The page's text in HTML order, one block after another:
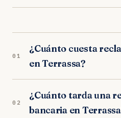
01
¿Cuánto cuesta
en Terrassa?
Terrassa trabajan
trabajamos orientados a
02
¿Cuánto tarda una
bancaria en